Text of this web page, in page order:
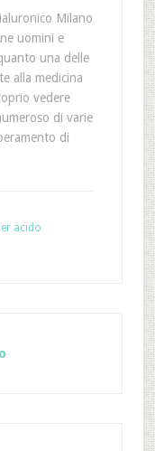
Milano
uomini e
una delle
alla medicina
vedere
di varie
di
acido